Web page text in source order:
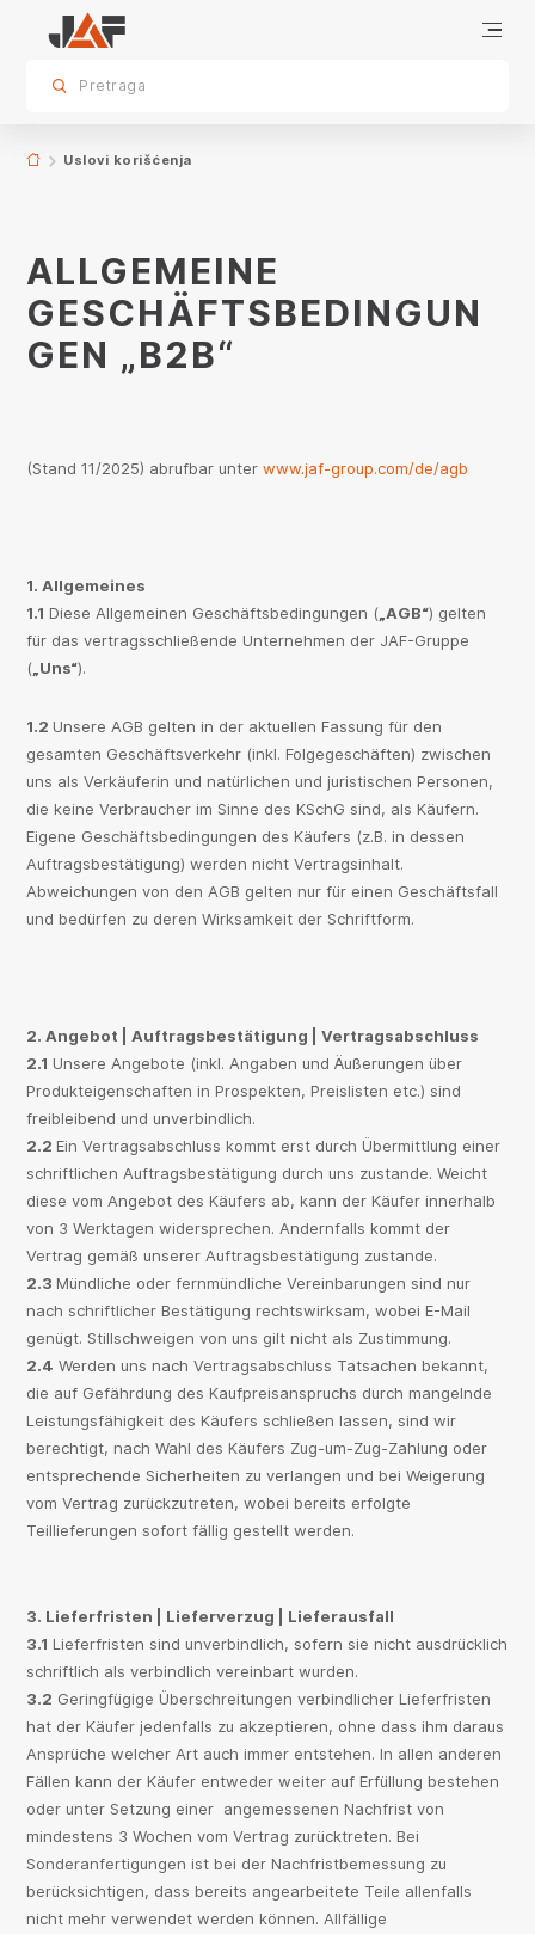
sr.skip-to.main-content
sr.skip-to.table-of-contents
sr.skip-to.main-navigation
Allgemeine Geschäftsbedingungen „B2B“
Pretraga
Uslovi korišćenja
ALLGEMEINE
GESCHÄFTSBEDINGUN
GEN „B2B“
(Stand 11/2025) abrufbar unter www.jaf-group.com/de/agb
1. Allgemeines
1.1 Diese Allgemeinen Geschäftsbedingungen ( „AGB“) gelten
für das vertragsschließende Unternehmen der JAF-Gruppe
( „Uns“).
1.2 Unsere AGB gelten in der aktuellen Fassung für den
gesamten Geschäftsverkehr (inkl. Folgegeschäften) zwischen
uns als Verkäuferin und natürlichen und juristischen Personen,
die keine Verbraucher im Sinne des KSchG sind, als Käufern.
Eigene Geschäftsbedingungen des Käufers (z.B. in dessen
Auftragsbestätigung) werden nicht Vertragsinhalt.
Abweichungen von den AGB gelten nur für einen Geschäftsfall
und bedürfen zu deren Wirksamkeit der Schriftform.
2. Angebot | Auftragsbestätigung | Vertragsabschluss
2.1 Unsere Angebote (inkl. Angaben und Äußerungen über
Produkteigenschaften in Prospekten, Preislisten etc.) sind
freibleibend und unverbindlich.
2.2 Ein Vertragsabschluss kommt erst durch Übermittlung einer
schriftlichen Auftragsbestätigung durch uns zustande. Weicht
diese vom Angebot des Käufers ab, kann der Käufer innerhalb
von 3 Werktagen widersprechen. Andernfalls kommt der
Vertrag gemäß unserer Auftragsbestätigung zustande.
2.3 Mündliche oder fernmündliche Vereinbarungen sind nur
nach schriftlicher Bestätigung rechtswirksam, wobei E-Mail
genügt. Stillschweigen von uns gilt nicht als Zustimmung.
2.4 Werden uns nach Vertragsabschluss Tatsachen bekannt,
die auf Gefährdung des Kaufpreisanspruchs durch mangelnde
Leistungsfähigkeit des Käufers schließen lassen, sind wir
berechtigt, nach Wahl des Käufers Zug-um-Zug-Zahlung oder
entsprechende Sicherheiten zu verlangen und bei Weigerung
vom Vertrag zurückzutreten, wobei bereits erfolgte
Teillieferungen sofort fällig gestellt werden.
3. Lieferfristen | Lieferverzug | Lieferausfall
3.1 Lieferfristen sind unverbindlich, sofern sie nicht ausdrücklich
schriftlich als verbindlich vereinbart wurden.
3.2 Geringfügige Überschreitungen verbindlicher Lieferfristen
hat der Käufer jedenfalls zu akzeptieren, ohne dass ihm daraus
Ansprüche welcher Art auch immer entstehen. In allen anderen
Fällen kann der Käufer entweder weiter auf Erfüllung bestehen
oder unter Setzung einer angemessenen Nachfrist von
mindestens 3 Wochen vom Vertrag zurücktreten. Bei
Sonderanfertigungen ist bei der Nachfristbemessung zu
berücksichtigen, dass bereits angearbeitete Teile allenfalls
nicht mehr verwendet werden können. Allfällige